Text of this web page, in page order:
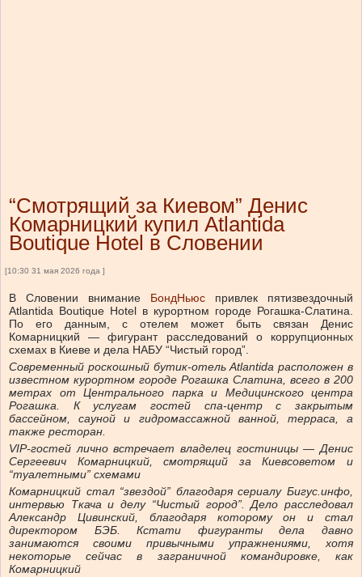
“Смотрящий за Киевом” Денис
Комарницкий купил Atlantida
Boutique Hotel в Словении
[10:30 31 мая 2026 года ]
В Словении внимание БондНьюс привлек пятизвездочный
Atlantida Boutique Hotel в курортном городе Рогашка-Слатина.
По его данным, с отелем может быть связан Денис
Комарницкий — фигурант расследований о коррупционных
схемах в Киеве и дела НАБУ “Чистый город”.
Современный роскошный бутик-отель Atlantida расположен в
известном курортном городе Рогашка Слатина, всего в 200
метрах от Центрального парка и Медицинского центра
Рогашка. К услугам гостей спа-центр с закрытым
бассейном, сауной и гидромассажной ванной, терраса, а
также ресторан.
VIP-гостей лично встречает владелец гостиницы — Денис
Сергеевич Комарницкий, смотрящий за Киевсоветом и
“туалетными” схемами
Комарницкий стал “звездой” благодаря сериалу Бигус.инфо,
интервью Ткача и делу “Чистый город”. Дело расследовал
Александр Цивинский, благодаря которому он и стал
директором БЭБ. Кстати фигуранты дела давно
занимаются своими привычными упражнениями, хотя
некоторые сейчас в заграничной командировке, как
Комарницкий